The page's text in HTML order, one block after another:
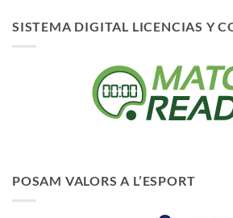
SISTEMA DIGITAL LICENCIAS Y
POSAM VALORS A L’ESPORT